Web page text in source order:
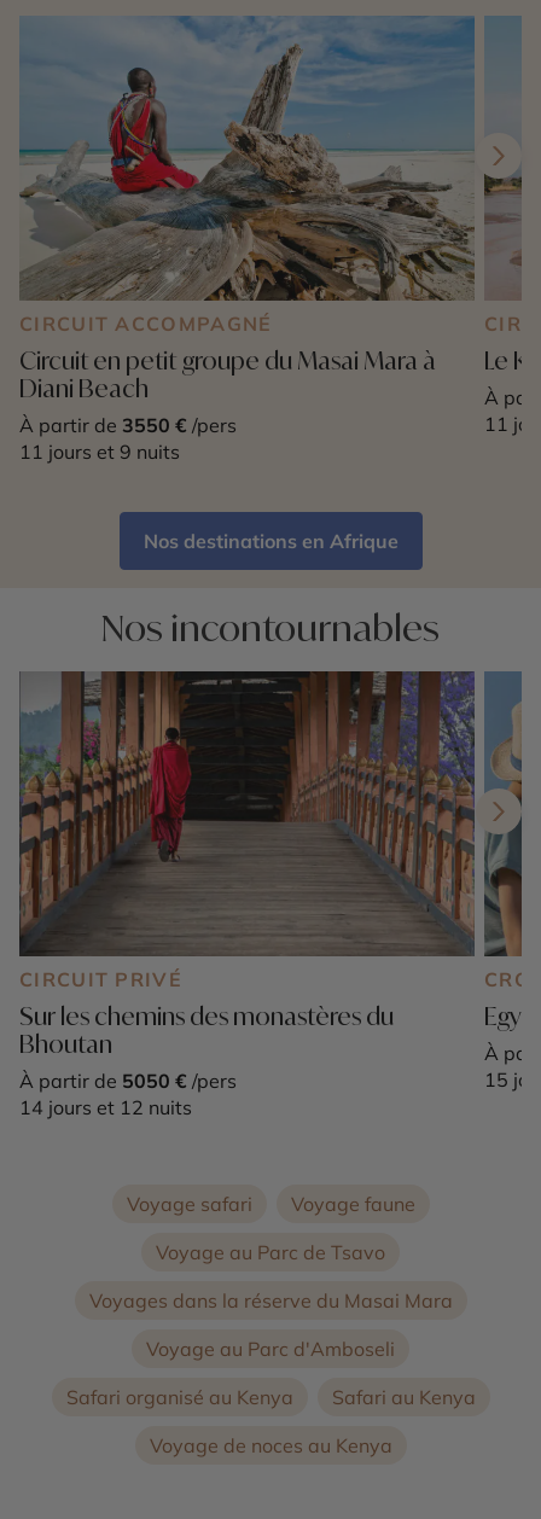
CIRCUIT ACCOMPAGNÉ
Circuit en petit groupe du Masai Mara à
Diani Beach
À partir de 3550 € /pers
11 jours et 9 nuits
Le
À
11
Nos destinations en Afrique
Nos incontournables
CIRCUIT PRIVÉ
Sur les chemins des monastères du
Bhoutan
À partir de 5050 € /pers
14 jours et 12 nuits
À
15
Voyage safari
Voyage faune
Voyage au Parc de Tsavo
Voyages dans la réserve du Masai Mara
Voyage au Parc d'Amboseli
Safari organisé au Kenya
Safari au Kenya
Voyage de noces au Kenya